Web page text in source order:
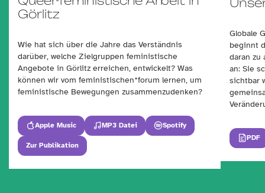
Görlitz
Wie hat sich über die Jahre das Verständnis
darüber, welche Zielgruppen feministische
Angebote in Görlitz erreichen, entwickelt? Was
können wir vom feministischen*forum lernen, um
feministische Bewegungen zusammenzudenken?
Apple Music MP3 Datei Spotify
Zur Publikation
Globale
beginnt
daran zu
an: Sie
sichtbar
PDF